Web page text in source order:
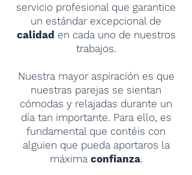
servicio profesional que garantice
un estándar excepcional de
calidad en cada uno de nuestros
trabajos.
Nuestra mayor aspiración es que
nuestras parejas se sientan
cómodas y relajadas durante un
día tan importante. Para ello, es
fundamental que contéis con
alguien que pueda aportaros la
máxima confianza.